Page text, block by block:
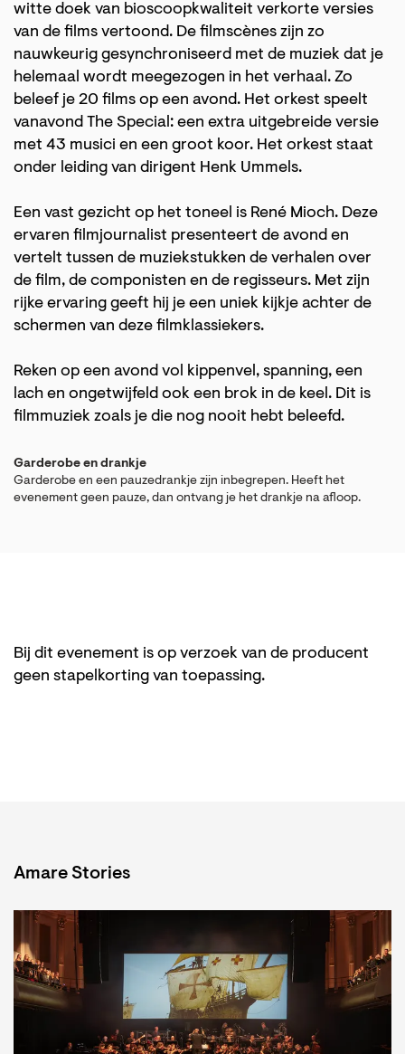
witte doek van bioscoopkwaliteit verkorte versies
van de films vertoond. De filmscènes zijn zo
nauwkeurig gesynchroniseerd met de muziek dat je
helemaal wordt meegezogen in het verhaal. Zo
beleef je 20 films op een avond. Het orkest speelt
vanavond The Special: een extra uitgebreide versie
met 43 musici en een groot koor. Het orkest staat
onder leiding van dirigent Henk Ummels.
Een vast gezicht op het toneel is René Mioch. Deze
ervaren filmjournalist presenteert de avond en
vertelt tussen de muziekstukken de verhalen over
de film, de componisten en de regisseurs. Met zijn
rijke ervaring geeft hij je een uniek kijkje achter de
schermen van deze filmklassiekers.
Reken op een avond vol kippenvel, spanning, een
lach en ongetwijfeld ook een brok in de keel. Dit is
filmmuziek zoals je die nog nooit hebt beleefd.
Garderobe en drankje
Garderobe en een pauzedrankje zijn inbegrepen. Heeft het
evenement geen pauze, dan ontvang je het drankje na afloop.
Bij dit evenement is op verzoek van de producent
geen stapelkorting van toepassing.
Amare Stories